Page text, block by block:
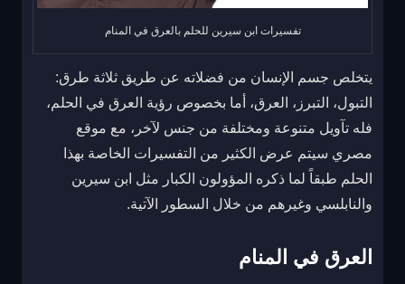
تفسيرات ابن سيرين للحلم بالعرق في المنام
يتخلص جسم الإنسان من فضلاته عن طريق ثلاثة طرق:
التبول، التبرز، العرق، أما بخصوص رؤية العرق في الحلم،
فله تآويل متنوعة ومختلفة من جنس لآخر، مع موقع
مصري سيتم عرض الكثير من التفسيرات الخاصة بهذا
الحلم طبقاً لما ذكره المؤولون الكبار مثل ابن سيرين
والنابلسي وغيرهم من خلال السطور الآتية.
العرق في المنام